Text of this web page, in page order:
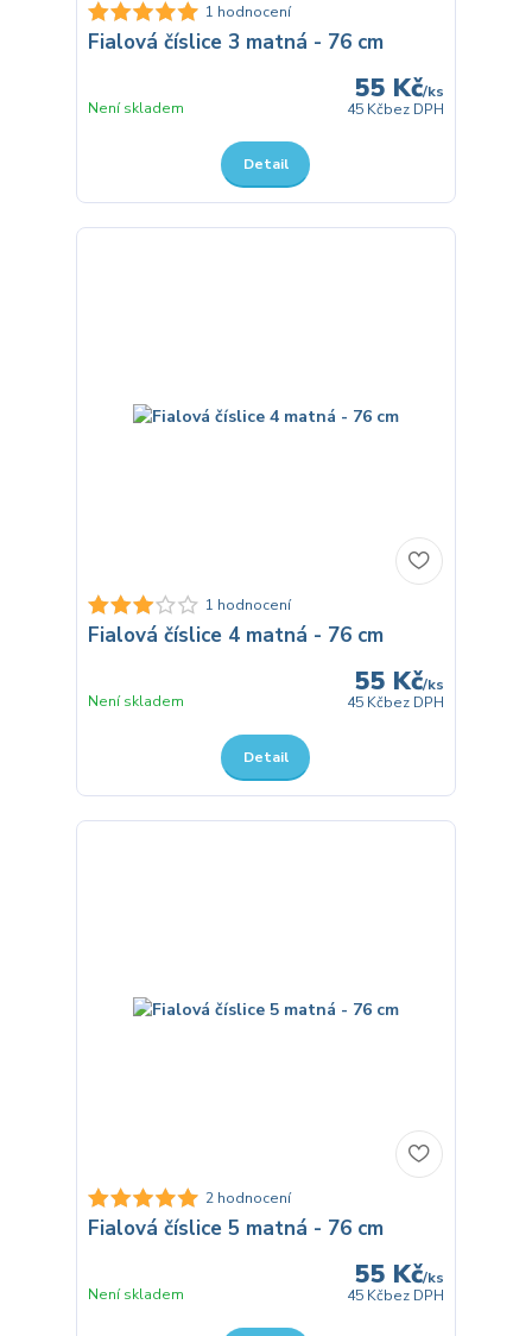
1 hodnocení
Fialová číslice 3 matná - 76 cm
55 Kč/ks
45 Kčbez DPH
Není skladem
Detail
1 hodnocení
Fialová číslice 4 matná - 76 cm
55 Kč/ks
45 Kčbez DPH
Není skladem
Detail
2 hodnocení
Fialová číslice 5 matná - 76 cm
55 Kč/ks
45 Kčbez DPH
Není skladem